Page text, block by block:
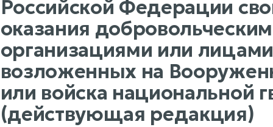
Российской Федерации
оказания
организациями или
возложенных на
или войска национальной
(действующая редакция)